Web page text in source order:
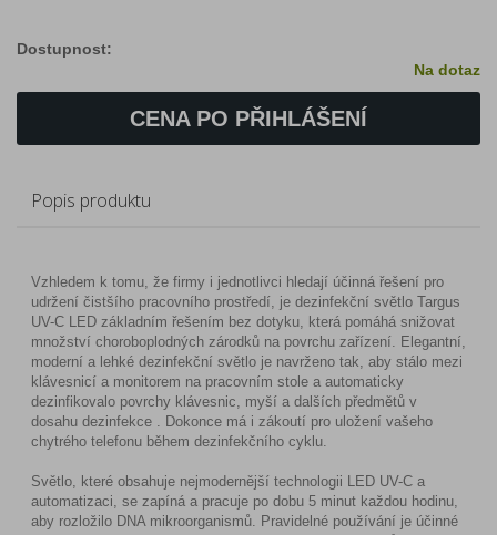
Dostupnost:
Na dotaz
CENA PO PŘIHLÁŠENÍ
Popis produktu
Vzhledem k tomu, že firmy i jednotlivci hledají účinná řešení pro
udržení čistšího pracovního prostředí, je dezinfekční světlo Targus
UV-C LED základním řešením bez dotyku, která pomáhá snižovat
množství choroboplodných zárodků na povrchu zařízení. Elegantní,
moderní a lehké dezinfekční světlo je navrženo tak, aby stálo mezi
klávesnicí a monitorem na pracovním stole a automaticky
dezinfikovalo povrchy klávesnic, myší a dalších předmětů v
dosahu dezinfekce . Dokonce má i zákoutí pro uložení vašeho
chytrého telefonu během dezinfekčního cyklu.
Světlo, které obsahuje nejmodernější technologii LED UV-C a
automatizaci, se zapíná a pracuje po dobu 5 minut každou hodinu,
aby rozložilo DNA mikroorganismů. Pravidelné používání je účinné